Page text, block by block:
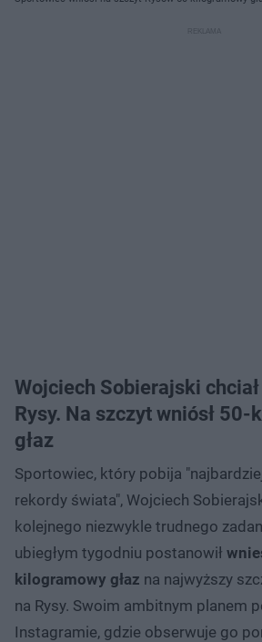
Wojciech Sobierajski
Rysy. Na szczyt wniósł
głaz
Sportowiec, który pobija
rekordy świata", Wojciech
kolejnego niezwykle trudnego
ubiegłym tygodniu postanowił
kilogramowy głaz na najwyższy
na Rysy. Swoim ambitnym planem
Instagramie, gdzie obserwuje go